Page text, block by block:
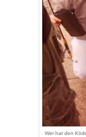
Wer hat den